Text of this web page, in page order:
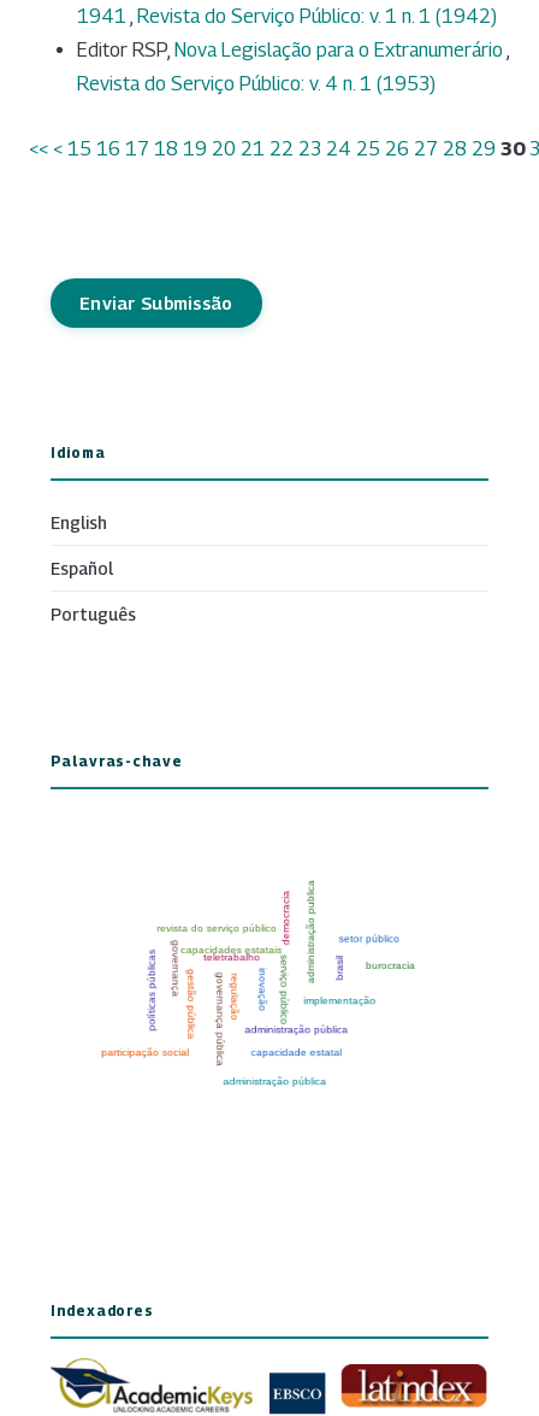
1941 , Revista do Serviço Público: v. 1 n. 1 (1942)
Editor RSP, Nova Legislação para o Extranumerário ,
Revista do Serviço Público: v. 4 n. 1 (1953)
<< < 15 16 17 18 19 20 21 22 23 24 25 26 27 28 29 30
Enviar Submissão
Idioma
English
Español
Português
Palavras-chave
Indexadores